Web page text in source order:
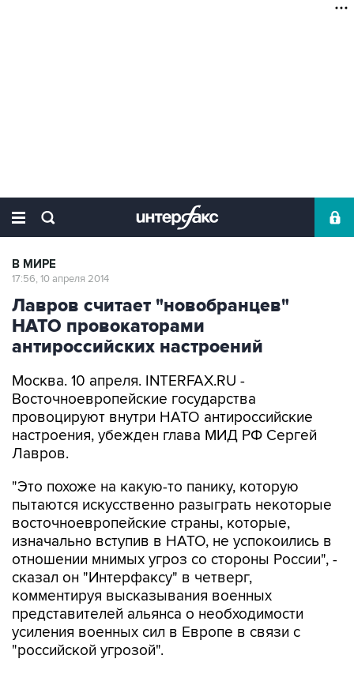
В МИРЕ
17:56, 10 апреля 2014
Лавров считает "новобранцев"
НАТО провокаторами
антироссийских настроений
Москва. 10 апреля. INTERFAX.RU -
Восточноевропейские государства
провоцируют внутри НАТО антироссийские
настроения, убежден глава МИД РФ Сергей
Лавров.
"Это похоже на какую-то панику, которую
пытаются искусственно разыграть некоторые
восточноевропейские страны, которые,
изначально вступив в НАТО, не успокоились в
отношении мнимых угроз со стороны России", -
сказал он "Интерфаксу" в четверг,
комментируя высказывания военных
представителей альянса о необходимости
усиления военных сил в Европе в связи с
"российской угрозой".